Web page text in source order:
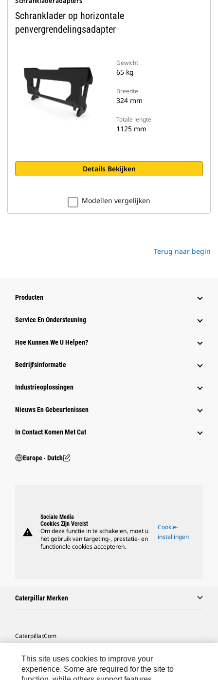
Schranklader op horizontale
penvergrendelingsadapter
Gewicht
65 kg
Breedte
324 mm
Totale lengte
1125 mm
Details Bekijken
Modellen vergelijken
Terug naar begin
Producten
Service En Ondersteuning
Hoe Kunnen We U Helpen?
Bedrijfsinformatie
Industrieoplossingen
Nieuws En Gebeurtenissen
In Contact Komen Met Cat
Europe ‧ Dutch
warning
Sociale Media
Cookies Zijn Vereist
Om deze functie in te schakelen, moet u
het gebruik van targeting-, prestatie- en
functionele cookies accepteren.
Cookie-
instellingen
Caterpillar Merken
Caterpillar.com
Mijn Marketingvoorkeuren
This site uses cookies to improve your
experience. Some are required for the site to